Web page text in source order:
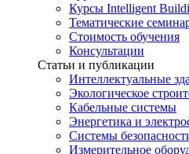
Курсы Intelligent
Тематические
Стоимость обучения
Консультации
Статьи и публикации
Интеллектуальные
Экологическое
Кабельные системы
Энергетика и
Системы
Измерительное